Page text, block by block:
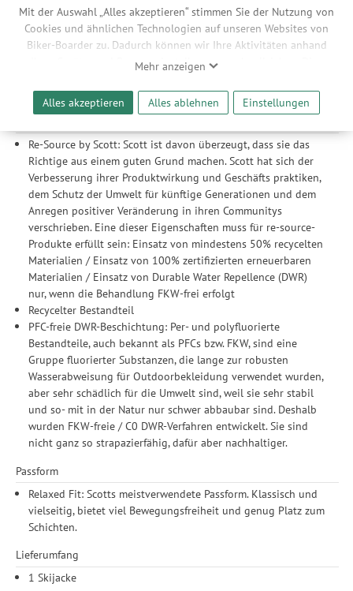
Mit der Auswahl „Alles akzeptieren“ stimmen Sie der Nutzung von
Cookies und ähnlichen Technologien auf unseren Websites von
Biker-Boarder zu. Dadurch können wir Ihre Aktivitäten anhand
Ihrer Geräte- und Browsereinstellungen nachvollziehen. Dies
ermöglicht es uns, anhand ihrer Interessen nutzungsbasierte
Werbeanzeigen für Sie bereitzustellen sowie Funktionalitäten
unserer Website sicherzustellen und stetig zu verbessern. Dabei
werden Ihre Daten auch an Drittanbieter und Werbepartner
weitergegeben. Die Verarbeitung erfolgt ausschließlich zum
Zwecke der Einbindung von Streaming-Inhalten und der
Durchführung von statistischer Analyse, Reichweitenmessungen,
Produktempfehlungen und nutzungsbasierter Werbung.
Informationen zu den einzelnen Funktionen, den Drittanbietern
und der Speicherdauer finden Sie unter Einstellungen. Diese
Einwilligung ist freiwillig, für die Nutzung unserer Website nicht
erforderlich und gilt, bis sie widerrufen wird. Sie können Ihre
Einwilligung unter Einstellungen lediglich für bestimmte
Drittanbieter erteilen und jederzeit für die Zukunft widerrufen.
Mehr anzeigen
Alles akzeptieren Alles ablehnen Einstellungen
Isolierung mit 100/80 g DUROloft Eco: DUROloft verwendet
hydrophobe Kunstfasern, die so angeordnet sind, dass sie die
Struktur der Daune nachahmen. Es fängt die Wärme in den
Luftpolstern ein und bietet eine hervorragende
Wärmedämmung. DUROloft Eco besteht aus recycelten und
recycelbaren Fasern.
Re-Source by Scott: Scott ist davon überzeugt, dass sie das
Richtige aus einem guten Grund machen. Scott hat sich der
Verbesserung ihrer Produktwirkung und Geschäfts praktiken,
dem Schutz der Umwelt für künftige Generationen und dem
Anregen positiver Veränderung in ihren Communitys
verschrieben. Eine dieser Eigenschaften muss für re-source-
Produkte erfüllt sein: Einsatz von mindestens 50% recycelten
Materialien / Einsatz von 100% zertifizierten erneuerbaren
Materialien / Einsatz von Durable Water Repellence (DWR)
nur, wenn die Behandlung FKW-frei erfolgt
Recycelter Bestandteil
PFC-freie DWR-Beschichtung: Per- und polyfluorierte
Bestandteile, auch bekannt als PFCs bzw. FKW, sind eine
Gruppe fluorierter Substanzen, die lange zur robusten
Wasserabweisung für Outdoorbekleidung verwendet wurden,
aber sehr schädlich für die Umwelt sind, weil sie sehr stabil
und so- mit in der Natur nur schwer abbaubar sind. Deshalb
wurden FKW-freie / C0 DWR-Verfahren entwickelt. Sie sind
nicht ganz so strapazierfähig, dafür aber nachhaltiger.
Passform
Relaxed Fit: Scotts meistverwendete Passform. Klassisch und
vielseitig, bietet viel Bewegungsfreiheit und genug Platz zum
Schichten.
Lieferumfang
1 Skijacke